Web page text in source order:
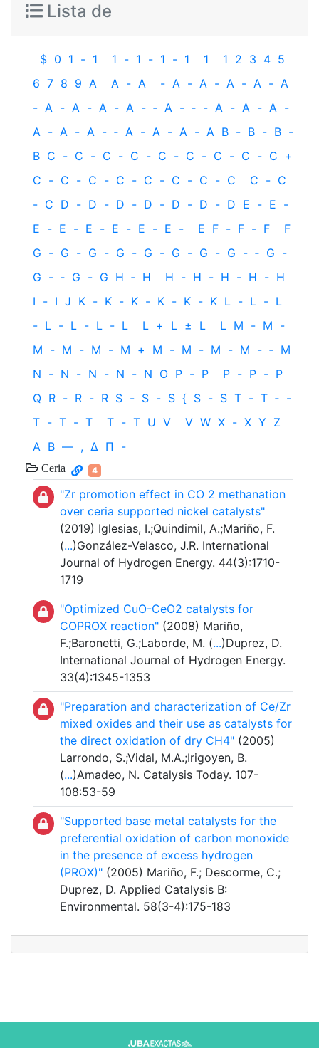
Lista de
$ 0 1 - 1 1 - 1 - 1 - 1 1 1 2 3 4 5
6 7 8 9 A A - A - A - A - A - A - A
- A - A - A - A - ‐ A - ‐ - A - A - A -
A - A - A - ‐ A - A - A - A B - B - B -
B C - C - C - C - C - C - C - C - C +
C - C - C - C - C - C - C - C C - C
- C D - D - D - D - D - D - D E - E -
E - E - E - E - E - E - E F - F - F
F
G - G - G - G - G - G - G - G - ‐ G -
G - ‐ G - G H ‐ H H - H - H - H - H
I - I J K - K - K - K - K - K L - L - L
- L - L - L - L L + L ± L L M - M -
M - M - M - M + M - M - M - M - ‐ M
N - N - N - N - N O P - P P - P - P
Q R - R - R S - S - S { S - S T - T ‐ -
T - T - T T - T U V V W X - X Y Z
Α Β — , Δ Π -
Ceria 4
"Zr promotion effect in CO 2 methanation
over ceria supported nickel catalysts"
(2019) Iglesias, I.;Quindimil, A.;Mariño, F.
(...)González-Velasco, J.R. International
Journal of Hydrogen Energy. 44(3):1710-
1719
"Optimized CuO-CeO2 catalysts for
COPROX reaction" (2008) Mariño,
F.;Baronetti, G.;Laborde, M. (...)Duprez, D.
International Journal of Hydrogen Energy.
33(4):1345-1353
"Preparation and characterization of Ce/Zr
mixed oxides and their use as catalysts for
the direct oxidation of dry CH4" (2005)
Larrondo, S.;Vidal, M.A.;Irigoyen, B.
(...)Amadeo, N. Catalysis Today. 107-
108:53-59
"Supported base metal catalysts for the
preferential oxidation of carbon monoxide
in the presence of excess hydrogen
(PROX)" (2005) Mariño, F.; Descorme, C.;
Duprez, D. Applied Catalysis B:
Environmental. 58(3-4):175-183